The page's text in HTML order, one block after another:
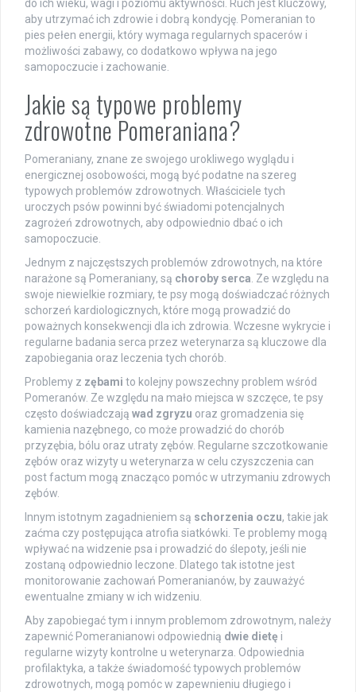
do ich wieku, wagi i poziomu aktywności. Ruch jest kluczowy,
aby utrzymać ich zdrowie i dobrą kondycję. Pomeranian to
pies pełen energii, który wymaga regularnych spacerów i
możliwości zabawy, co dodatkowo wpływa na jego
samopoczucie i zachowanie.
Jakie są typowe problemy
zdrowotne Pomeraniana?
Pomeraniany, znane ze swojego urokliwego wyglądu i
energicznej osobowości, mogą być podatne na szereg
typowych problemów zdrowotnych. Właściciele tych
uroczych psów powinni być świadomi potencjalnych
zagrożeń zdrowotnych, aby odpowiednio dbać o ich
samopoczucie.
Jednym z najczęstszych problemów zdrowotnych, na które
narażone są Pomeraniany, są choroby serca. Ze względu na
swoje niewielkie rozmiary, te psy mogą doświadczać różnych
schorzeń kardiologicznych, które mogą prowadzić do
poważnych konsekwencji dla ich zdrowia. Wczesne wykrycie i
regularne badania serca przez weterynarza są kluczowe dla
zapobiegania oraz leczenia tych chorób.
Problemy z zębami to kolejny powszechny problem wśród
Pomeranów. Ze względu na mało miejsca w szczęce, te psy
często doświadczają wad zgryzu oraz gromadzenia się
kamienia nazębnego, co może prowadzić do chorób
przyzębia, bólu oraz utraty zębów. Regularne szczotkowanie
zębów oraz wizyty u weterynarza w celu czyszczenia can
post factum mogą znacząco pomóc w utrzymaniu zdrowych
zębów.
Innym istotnym zagadnieniem są schorzenia oczu, takie jak
zaćma czy postępująca atrofia siatkówki. Te problemy mogą
wpływać na widzenie psa i prowadzić do ślepoty, jeśli nie
zostaną odpowiednio leczone. Dlatego tak istotne jest
monitorowanie zachowań Pomeranianów, by zauważyć
ewentualne zmiany w ich widzeniu.
Aby zapobiegać tym i innym problemom zdrowotnym, należy
zapewnić Pomeranianowi odpowiednią dwie dietę i
regularne wizyty kontrolne u weterynarza. Odpowiednia
profilaktyka, a także świadomość typowych problemów
zdrowotnych, mogą pomóc w zapewnieniu długiego i